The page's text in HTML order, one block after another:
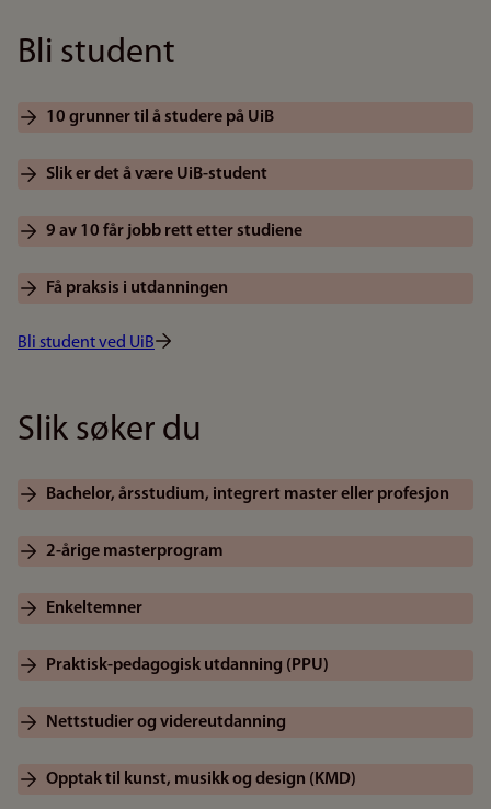
Bli student
10 grunner til å studere på UiB
Slik er det å være UiB-student
9 av 10 får jobb rett etter studiene
Få praksis i utdanningen
Bli student ved UiB
Slik søker du
Bachelor, årsstudium, integrert master eller profesjon
2-årige masterprogram
Enkeltemner
Praktisk-pedagogisk utdanning (PPU)
Nettstudier og videreutdanning
Opptak til kunst, musikk og design (KMD)